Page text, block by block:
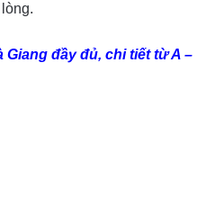
đầy đủ, chi tiết từ A –